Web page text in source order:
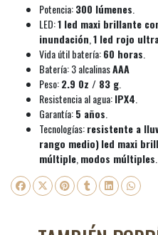
Potencia:300 lúmenes.
LED:1 led maxi brillante
inundación,1 led rojo
Vida útil batería:60 horas.
Batería: 3 alcalinasAAA
Peso:2.9 0z / 83 g.
Resistencia al agua:IPX4.
Garantía:5 años.
Tecnologías:resistente a
rango medio)led maxi
múltiple,modos múltiples.